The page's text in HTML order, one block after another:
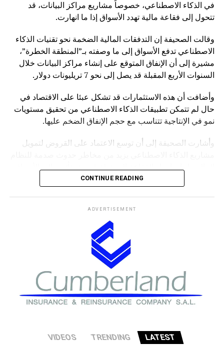
في الذكاء الاصطناعي، خصوصاً مشاريع مراكز البيانات، قد
تتحول إلى فقاعة مالية تهدد الأسواق إذا ما انهارت.
وقالت الصحيفة إن التدفقات المالية الضخمة نحو تقنيات الذكاء
الاصطناعي تدفع الأسواق إلى ما وصفته بـ”المنطقة الخطرة”،
مشيرة إلى أن الإنفاق المتوقع على إنشاء مراكز البيانات خلال
السنوات الأربع المقبلة قد يصل إلى نحو 7 تريليونات دولار.
وأضافت أن هذه الاستثمارات قد تشكل عبئا على الاقتصاد في
حال لم تتمكن تطبيقات الذكاء الاصطناعي من تحقيق مستويات
نمو في الإنتاجية تتناسب مع حجم الإنفاق الضخم عليها.
وأشارت الصحيفة إلى أن توسع الاعتماد على القروض لتمويل
وكانت صحيفة “NOTUS” قد نقلت في وقت سابق أن محللين
في وزارة الخزانة الأميركية حذروا من ارتفاع المخاطر التي قد
تواجه الاقتصاد الأميركي إذا شهد قطاع الذكاء الاصطناعي
تصحيحا حادا أو انهيارا في التقييمات الاستثمارية.
CONTINUE READING
ADVERTISEMENT
LATEST
TRENDING
VIDEOS